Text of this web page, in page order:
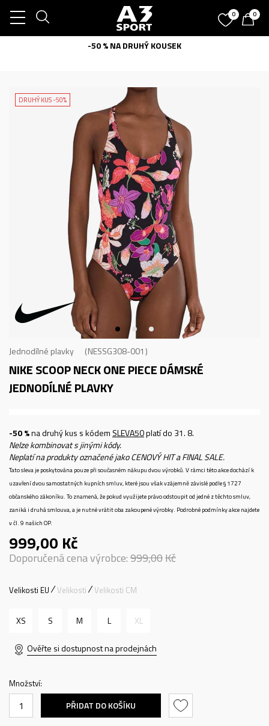
0 0
-50 % NA DRUHÝ KOUSEK
DRUHÝ KUS -50%
Jednodílné plavky NESSG308-001
NIKE SCOOP NECK ONE PIECEDÁMSKÉ
JEDNODÍLNÉ PLAVKY
-50 %na druhý kus s kódem SLEVA50platí do 31. 8.
Nelze kombinovat s jinými kódy.
Neplatí na produkty označené jako CENOVÝ HIT a FINAL SALE.
Tato sleva je poskytována pouze při současném nákupu dvou výrobků. V rámci této akce dochází k
uzavření dvou samostatných kupních smluv, které jsou však vzájemně závislé podle § 1727
občanského zákoníku. To znamená, že pokud využijete právo odstoupit od jedné z těchto smluv,
zaniká i druhá smlouva, a je nutné vrátit oba zakoupené výrobky. Podrobné podmínky akce najdete
v čl. 9 našich OP.
999,00 Kč
Doporučená cena výrobce:999,00Kč
Velikosti EU Velikosti Velikosti CM
XS S M L XL
Ověřte si dostupnost na prodejnách
Množství:
PŘIDAT DO KOŠÍKU